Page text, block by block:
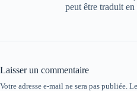
peut être traduit en
Laisser un commentaire
Votre adresse e-mail ne sera pas publiée.